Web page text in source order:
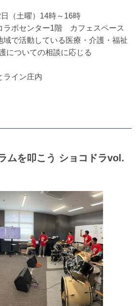
土曜）14時～16時
ボセンター1階 カフェスペース
活動している医療・介護・福祉
についての相談に応じる
ン庄内
ムを叩こう ショコドラvol.